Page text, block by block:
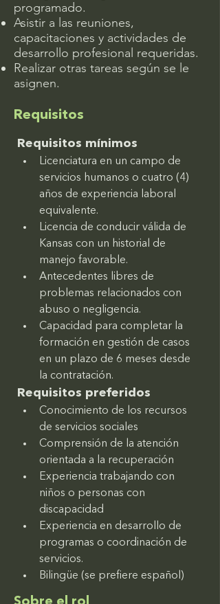
programado.
Asistir a las reuniones,
capacitaciones y actividades de
desarrollo profesional requeridas.
Realizar otras tareas según se le
asignen.
Requisitos
Requisitos mínimos
Licenciatura en un campo de
servicios humanos o cuatro (4)
años de experiencia laboral
equivalente.
Licencia de conducir válida de
Kansas con un historial de
manejo favorable.
Antecedentes libres de
problemas relacionados con
abuso o negligencia.
Capacidad para completar la
formación en gestión de casos
en un plazo de 6 meses desde
la contratación.
Requisitos preferidos
Conocimiento de los recursos
de servicios sociales
Comprensión de la atención
orientada a la recuperación
Experiencia trabajando con
niños o personas con
discapacidad
Experiencia en desarrollo de
programas o coordinación de
servicios.
Bilingüe (se prefiere español)